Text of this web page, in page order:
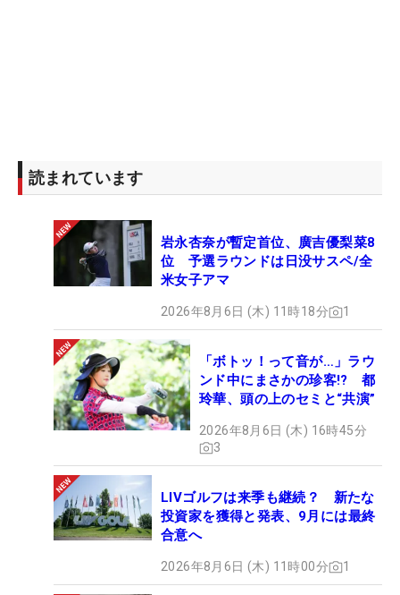
読まれています
岩永杏奈が暫定首位、廣吉優梨菜8
位 予選ラウンドは日没サスペ/全
米女子アマ
2026年8月6日 (木) 11時18分 1
「ボトッ！って音が…」ラウ
ンド中にまさかの珍客!? 都
玲華、頭の上のセミと“共演”
2026年8月6日 (木) 16時45分
3
LIVゴルフは来季も継続？ 新たな
投資家を獲得と発表、9月には最終
合意へ
2026年8月6日 (木) 11時00分 1